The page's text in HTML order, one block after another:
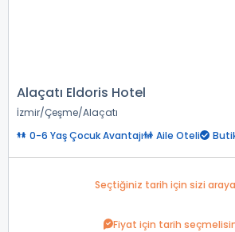
Alaçatı Eldoris Hotel
İzmir Çeşme Alaçatı
0-6 Yaş Çocuk Avantajı
Aile Oteli
Seçtiğiniz tarih için sizi
Fiyat için tarih